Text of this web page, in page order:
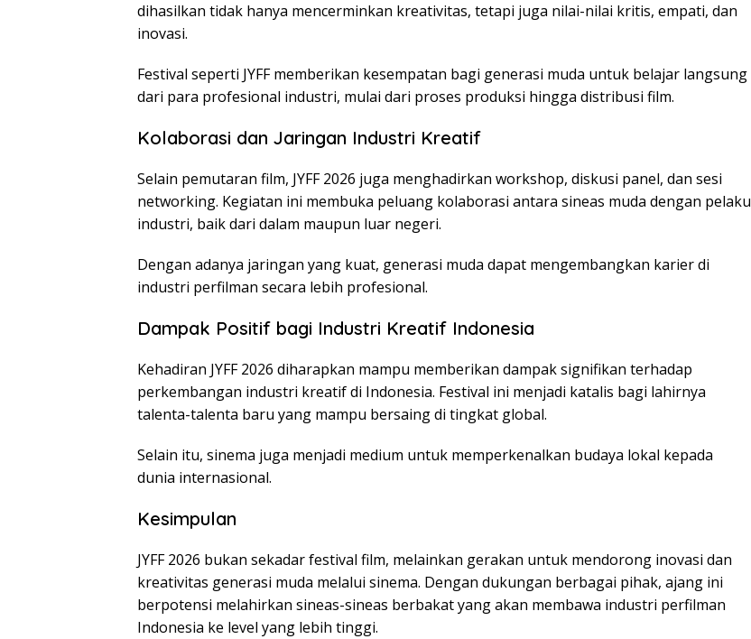
dihasilkan tidak hanya mencerminkan kreativitas, tetapi juga nilai-nilai kritis, empati, dan
inovasi.
Festival seperti JYFF memberikan kesempatan bagi generasi muda untuk belajar langsung
dari para profesional industri, mulai dari proses produksi hingga distribusi film.
Kolaborasi dan Jaringan Industri Kreatif
Selain pemutaran film, JYFF 2026 juga menghadirkan workshop, diskusi panel, dan sesi
networking. Kegiatan ini membuka peluang kolaborasi antara sineas muda dengan pelaku
industri, baik dari dalam maupun luar negeri.
Dengan adanya jaringan yang kuat, generasi muda dapat mengembangkan karier di
industri perfilman secara lebih profesional.
Dampak Positif bagi Industri Kreatif Indonesia
Kehadiran JYFF 2026 diharapkan mampu memberikan dampak signifikan terhadap
perkembangan industri kreatif di Indonesia. Festival ini menjadi katalis bagi lahirnya
talenta-talenta baru yang mampu bersaing di tingkat global.
Selain itu, sinema juga menjadi medium untuk memperkenalkan budaya lokal kepada
dunia internasional.
Kesimpulan
JYFF 2026 bukan sekadar festival film, melainkan gerakan untuk mendorong inovasi dan
kreativitas generasi muda melalui sinema. Dengan dukungan berbagai pihak, ajang ini
berpotensi melahirkan sineas-sineas berbakat yang akan membawa industri perfilman
Indonesia ke level yang lebih tinggi.